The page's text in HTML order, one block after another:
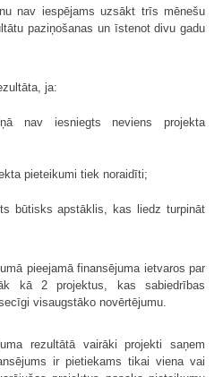
nav iespējams uzsākt trīs mēnešu
paziņošanas un īstenot divu gadu
ja:
nav iesniegts neviens projekta
pieteikumi tiek noraidīti;
būtisks apstāklis, kas liedz turpināt
pieejamā finansējuma ietvaros par
kā 2 projektus, kas sabiedrības
visaugstāko novērtējumu.
rezultātā vairāki projekti saņem
ir pietiekams tikai viena vai